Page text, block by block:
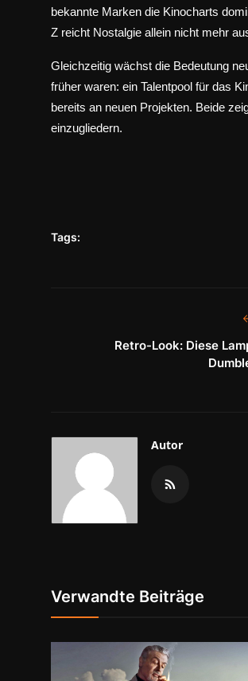
bekannte Marken die Kinocharts
Z reicht Nostalgie allein nicht mehr
Gleichzeitig wächst die Bedeutung
früher waren: ein Talentpool für das
bereits an neuen Projekten. Beide
einzugliedern.
Tags:
Retro-Look: Diese
Autor
Verwandte Beiträge